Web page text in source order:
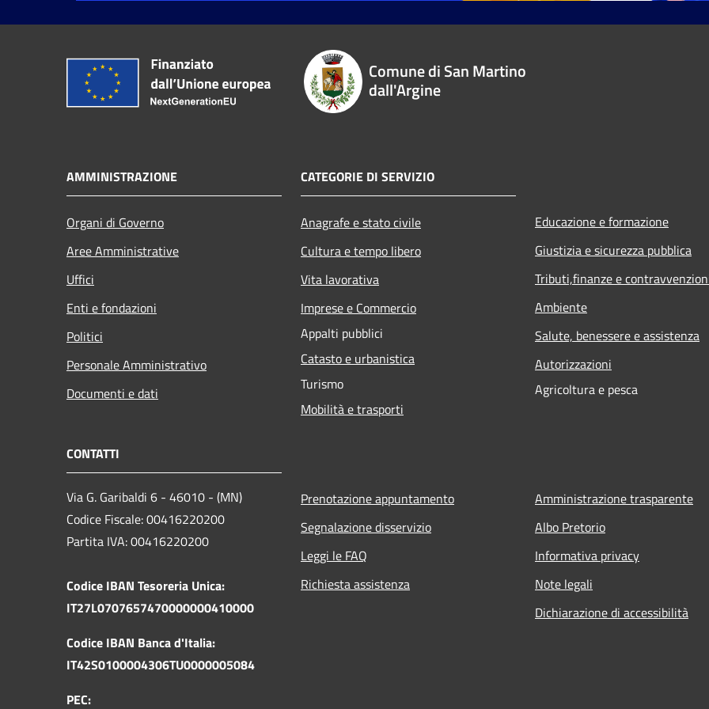
Comune di San Martino
dall'Argine
AMMINISTRAZIONE
Organi di Governo
Aree Amministrative
Uffici
Enti e fondazioni
Politici
Personale Amministrativo
Documenti e dati
CATEGORIE DI SERVIZIO
Anagrafe e stato civile
Cultura e tempo libero
Vita lavorativa
Imprese e Commercio
Appalti pubblici
Catasto e urbanistica
Turismo
Mobilità e trasporti
Educazione e formazione
Giustizia e sicurezza pubblica
Tributi,finanze e
Ambiente
Salute, benessere e assistenza
Autorizzazioni
Agricoltura e pesca
CONTATTI
Via G. Garibaldi 6 - 46010 - (MN)
Codice Fiscale: 00416220200
Partita IVA: 00416220200
Codice IBAN Tesoreria Unica:
IT27L0707657470000000410000
Codice IBAN Banca d'Italia:
IT42S0100004306TU0000005084
PEC:
Prenotazione appuntamento
Segnalazione disservizio
Leggi le FAQ
Richiesta assistenza
Amministrazione trasparente
Albo Pretorio
Informativa privacy
Note legali
Dichiarazione di accessibilità